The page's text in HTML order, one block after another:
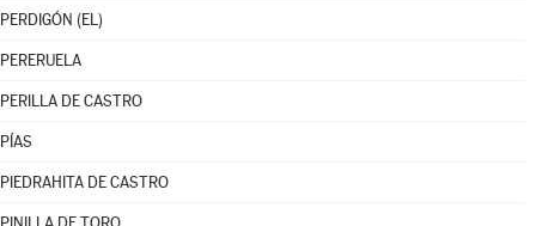
PERDIGÓN (EL)
PERERUELA
PERILLA DE CASTRO
PÍAS
PIEDRAHITA DE CASTRO